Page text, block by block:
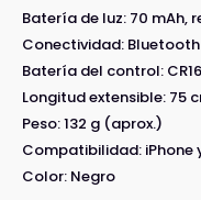
Batería de luz: 70 mAh,
Conectividad:
Batería del control:
Longitud extensible: 75
Peso: 132 g (aprox.)
Compatibilidad: iPhone
Color: Negro